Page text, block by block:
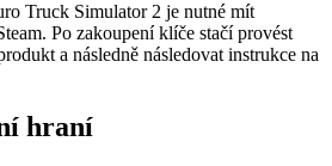
Truck Simulator 2 je nutné mít
Po zakoupení klíče stačí provést
a následně následovat instrukce na
hraní